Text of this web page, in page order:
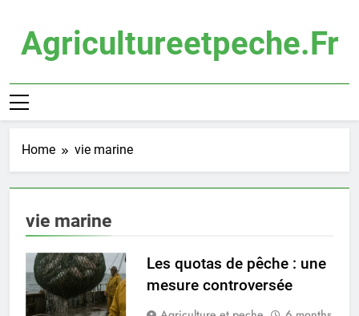
contentAgricultureetpeche.fr
Home vie marine
vie marine
Les quotas de pêche : une
mesure controversée